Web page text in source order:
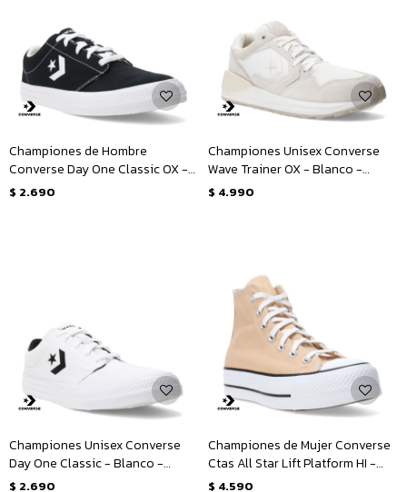
Championes de Hombre
Converse Day One Classic OX -
Negro - Blanco
$ 2.690
Championes Unisex Converse
Wave Trainer OX - Blanco -
Natural
$ 4.990
Championes Unisex Converse
Day One Classic - Blanco -
Negro
$ 2.690
Championes de Mujer Converse
Ctas All Star Lift Platform HI -
Beige - Blanco
$ 4.590